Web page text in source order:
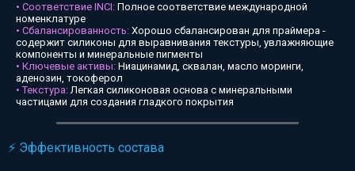
• Соответствие INCI: Полное соответствие международной
номенклатуре
• Сбалансированность: Хорошо сбалансирован для праймера -
содержит силиконы для выравнивания текстуры, увлажняющие
компоненты и минеральные пигменты
• Ключевые активы: Ниацинамид, сквалан, масло моринги,
аденозин, токоферол
• Текстура:Легкая силиконовая основа с минеральными
частицами для создания гладкого покрытия
⚡ Эффективность состава